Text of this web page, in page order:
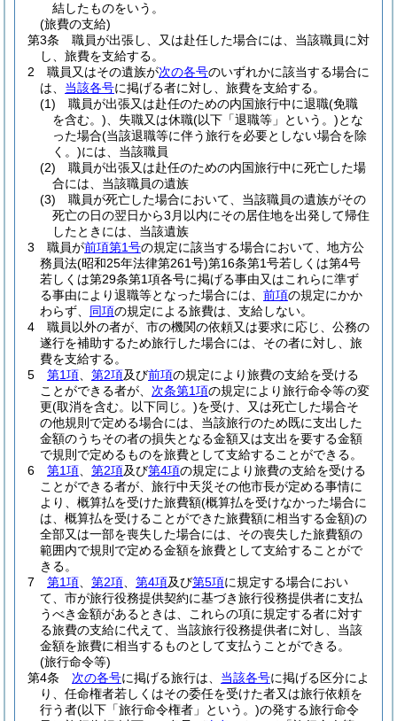
結したものをいう。
(旅費の支給)
第3条
職員が出張し、又は赴任した場合には、当該職員に対
し、旅費を支給する。
2
職員又はその遺族が次の各号のいずれかに該当する場合に
は、 当該各号に掲げる者に対し、旅費を支給する。
(1)
職員が出張又は赴任のための内国旅行中に退職(免職
を含む。) 、失職又は休職(以下「退職等」という。)とな
った場合(当該退職等に伴う旅行を必要としない場合を除
く。)には、当該職員
(2)
職員が出張又は赴任のための内国旅行中に死亡した場
合には、当該職員の遺族
(3)
職員が死亡した場合において、当該職員の遺族がその
死亡の日の翌日から3月以内にその居住地を出発して帰住
したときには、当該遺族
3
職員が前項第1号の規定に該当する場合において、地方公
務員法(昭和25年法律第261号)第16条第1号若しくは第4号
若しくは第29条第1項各号に掲げる事由又はこれらに準ず
る事由により退職等となった場合には、 前項の規定にかか
わらず、 同項の規定による旅費は、支給しない。
4
職員以外の者が、市の機関の依頼又は要求に応じ、公務の
遂行を補助するため旅行した場合には、その者に対し、旅
費を支給する。
5
第1項 第2項及び前項の規定により旅費の支給を受ける
ことができる者が、 次条第1項の規定により旅行命令等の変
更(取消を含む。以下同じ。)を受け、又は死亡した場合そ
の他規則で定める場合には、当該旅行のため既に支出した
金額のうちその者の損失となる金額又は支出を要する金額
で規則で定めるものを旅費として支給することができる。
6
第1項 第2項及び第4項の規定により旅費の支給を受ける
ことができる者が、旅行中天災その他市長が定める事情に
より、概算払を受けた旅費額(概算払を受けなかった場合に
は、概算払を受けることができた旅費額に相当する金額)の
全部又は一部を喪失した場合には、その喪失した旅費額の
範囲内で規則で定める金額を旅費として支給することがで
きる。
7
第1項 第2項 第4項及び第5項に規定する場合におい
て、市が旅行役務提供契約に基づき旅行役務提供者に支払
うべき金額があるときは、これらの項に規定する者に対す
る旅費の支給に代えて、当該旅行役務提供者に対し、当該
金額を旅費に相当するものとして支払うことができる。
(旅行命令等)
第4条
次の各号に掲げる旅行は、 当該各号に掲げる区分によ
り、任命権者若しくはその委任を受けた者又は旅行依頼を
行う者(以下「旅行命令権者」という。)の発する旅行命令